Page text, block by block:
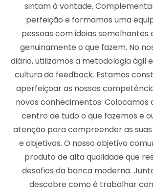
sintam à vontade.
perfeição e formamos uma
pessoas com ideias semelhantes
genuinamente o que fazem. No
diário, utilizamos a metodologia ágil
cultura do feedback. Estamos
aperfeiçoar as nossas
novos conhecimentos. Colocamos
centro de tudo o que fazemos e
atenção para compreender as
e objetivos. O nosso objetivo
produto de alta qualidade que
desafios da banca moderna.
descobre como é trabalhar